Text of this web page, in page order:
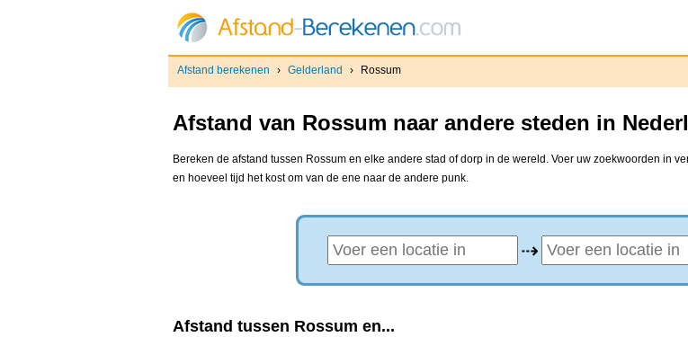
Afstand berekenen › Gelderland › Rossum
Afstand van Rossum naar andere steden in
Bereken de afstand tussen Rossum en elke andere stad of dorp in de wereld. Voer uw zoekwoorden in
en hoeveel tijd het kost om van de ene naar de andere punk.
⇢
Afstand tussen Rossum en...